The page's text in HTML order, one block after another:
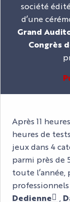
société
d’une
Grand
Congrès
Après 11
heures de
jeux dans 4
parmi près de
toute
Dedienne